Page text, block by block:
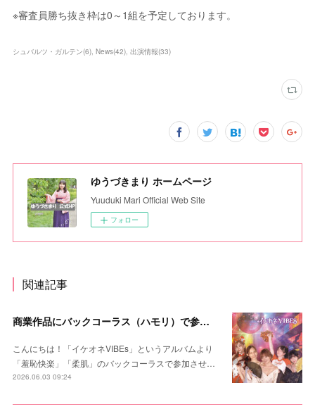
※審査員勝ち抜き枠は0～1組を予定しております。
シュバルツ・ガルテン(6) News(42) 出演情報(33)
ゆうづきまり ホームページ
Yuuduki Mari Official Web Site
フォロー
関連記事
商業作品にバックコーラス（ハモリ）で参加しました！
こんにちは！「イケオネVIBEs」というアルバムより
「羞恥快楽」「柔肌」のバックコーラスで参加させ…
2026.06.03 09:24